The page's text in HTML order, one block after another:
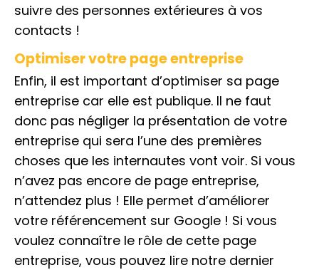
suivre des personnes extérieures à vos
contacts !
Optimiser votre page entreprise
Enfin, il est important d’optimiser sa page
entreprise car elle est publique. Il ne faut
donc pas négliger la présentation de votre
entreprise qui sera l’une des premières
choses que les internautes vont voir. Si vous
n’avez pas encore de page entreprise,
n’attendez plus ! Elle permet d’améliorer
votre référencement sur Google ! Si vous
voulez connaître le rôle de cette page
entreprise, vous pouvez lire notre dernier